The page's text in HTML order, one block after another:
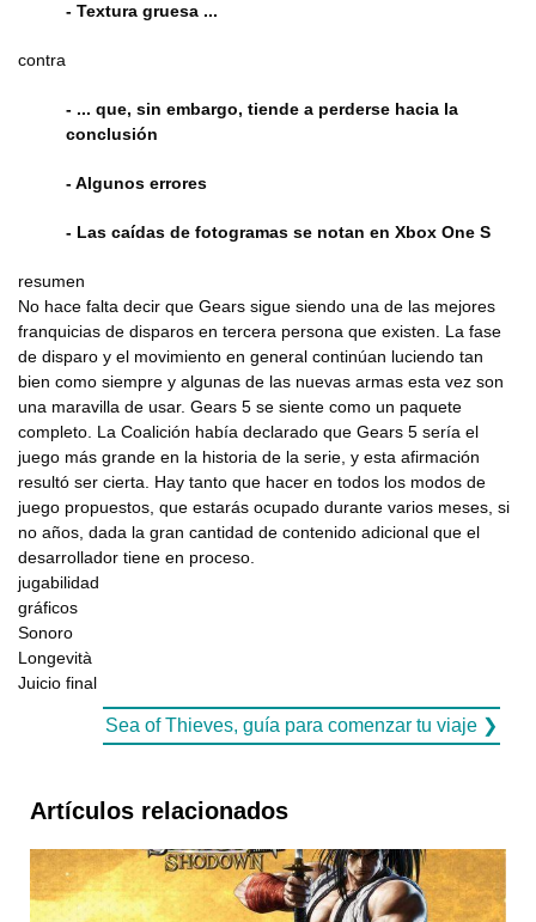
- Textura gruesa ...
contra
- ... que, sin embargo, tiende a perderse hacia la
conclusión
- Algunos errores
- Las caídas de fotogramas se notan en Xbox One S
resumen
No hace falta decir que Gears sigue siendo una de las mejores
franquicias de disparos en tercera persona que existen. La fase
de disparo y el movimiento en general continúan luciendo tan
bien como siempre y algunas de las nuevas armas esta vez son
una maravilla de usar. Gears 5 se siente como un paquete
completo. La Coalición había declarado que Gears 5 sería el
juego más grande en la historia de la serie, y esta afirmación
resultó ser cierta. Hay tanto que hacer en todos los modos de
juego propuestos, que estarás ocupado durante varios meses, si
no años, dada la gran cantidad de contenido adicional que el
desarrollador tiene en proceso.
jugabilidad
gráficos
Sonoro
Longevità
Juicio final
Sea of ​​Thieves, guía para comenzar tu viaje ❯
Artículos relacionados